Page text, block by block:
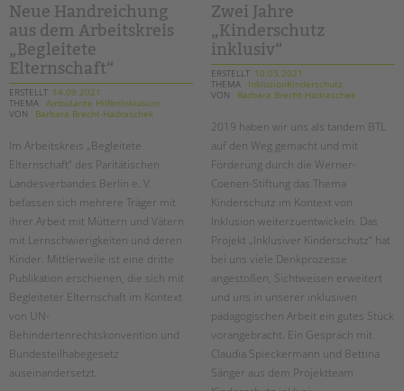
Intranet
ort
in
der
kita
treptower
straße
Neue Handreichung
aus dem Arbeitskreis
„Begleitete
Elternschaft“
ERSTELLT 14.09.2021
THEMA Ambulante HilfenInklusion
VON
Barbara Brecht-Hadraschek
Im Arbeitskreis „Begleitete
Elternschaft“ des Paritätischen
Landesverbandes Berlin e. V.
befassen sich mehrere Träger mit
ihrer Arbeit mit Müttern und Vätern
mit Lernschwierigkeiten und deren
Kinder. Mittlerweile ist eine dritte
Publikation erschienen, die sich mit
Begleiteter Elternschaft im Kontext
von UN-
Behindertenrechtskonvention und
Bundesteilhabegesetz
auseinandersetzt.
Zwei Jahre
„Kinderschutz
inklusiv“
ERSTELLT 10.05.2021
THEMA
InklusionKinderschutz
VON
Barbara Brecht-Hadraschek
2019 haben wir uns als tandem BTL
auf den Weg gemacht und mit
Förderung durch die Werner-
Coenen-Stiftung das Thema
Kinderschutz im Kontext von
Inklusion weiterzuentwickeln. Das
Projekt „Inklusiver Kinderschutz“ hat
bei uns viele Denkprozesse
angestoßen, Sichtweisen erweitert
und uns in unserer inklusiven
pädagogischen Arbeit ein gutes Stück
vorangebracht. Ein Gespräch mit
Claudia Spieckermann und Bettina
Sänger aus dem Projektteam